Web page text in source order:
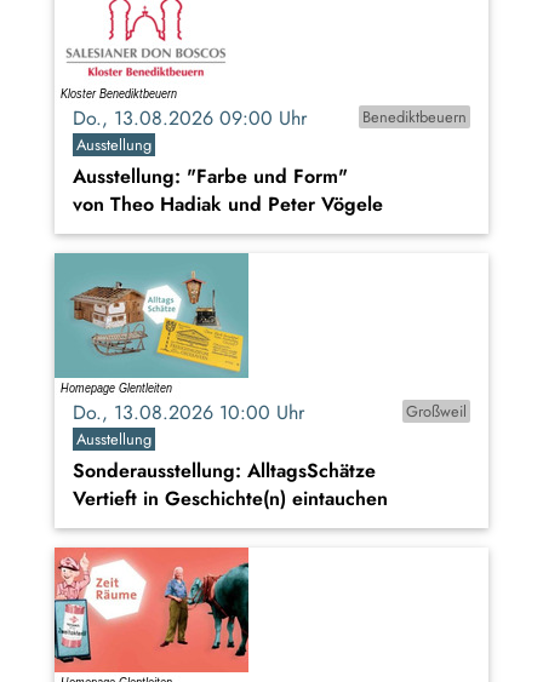
Do., 13.08.2026 09:00 Uhr
Benediktbeuern
Ausstellung
Ausstellung: "Farbe und Form"
von Theo Hadiak und Peter Vögele
Do., 13.08.2026 10:00 Uhr
Großweil
Ausstellung
Sonderausstellung: AlltagsSchätze
Vertieft in Geschichte(n) eintauchen